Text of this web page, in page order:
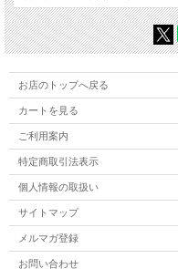
【Evisen Skateboards】
格始動した国内スケート
ブランド名でもある「
て"であるという英語の
これまでに日本古来の伝
物を取り入れたグラフィ
アーティストとのプロ
そのハイセンスなデザイ
キを始め、アパレル、グ
れ、今や世界的にも注目
お店のトップへ戻る
カートを見る
ご利用案内
特定商取引法表示
個人情報の取扱い
サイトマップ
メルマガ登録
お問い合わせ